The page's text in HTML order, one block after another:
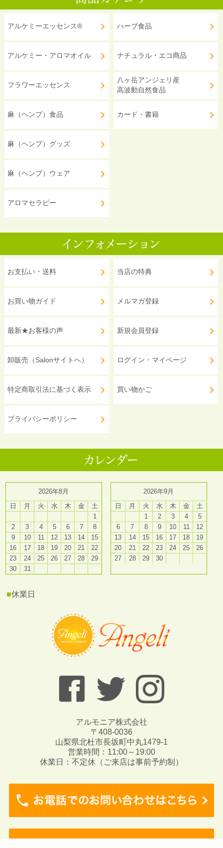
アルケミーエッセンス®
アルケミー・アロマオイル
フラワーエッセンス
麻（ヘンプ）食品
麻（ヘンプ）グッズ
麻（ヘンプ）ウェア
アロマセラピー
ハーブ食品
ナチュラル・エコ商品
八ヶ岳アンジェリ産
高波動自然食品
カード・書籍
お支払い・送料
お買い物ガイド
最新★お客様の声
卸販売（Salonサイトへ）
特定商取引法に基づく表示
プライバシーポリシー
当店の特典
メルマガ登録
新規会員登録
ログイン・マイページ
買い物かご
2026年8月
日
月 火 水 木 金
土
1
2
3 4 5 6 7
8
9
10 11 12 13 14
15
16
17 18 19 20 21
22
23
24 25 26 27 28
29
30
31
2026年9月
日
月 火 水 木 金
土
1
2 3 4
5
6
7 8 9 10 11
12
13
14 15 16 17 18
19
20
21 22 23 24 25
26
27
28 29 30
■休業日
アルモニア株式会社
〒408-0036
山梨県北杜市長坂町中丸1479-1
営業時間：11:00～19:00
休業日：不定休（ご来店は事前予約制）